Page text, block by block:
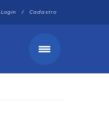
Login / Cadastro